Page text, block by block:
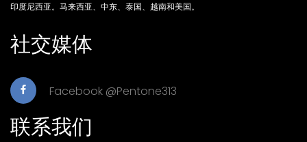
印度尼西亚。马来西亚、中东、泰国、越南和美国。
社交媒体
Facebook @Pentone313
联系我们